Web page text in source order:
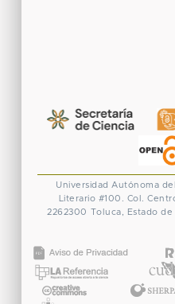
Universidad Autónoma
Literario #100. Col.
2262300 Toluca, Estado de